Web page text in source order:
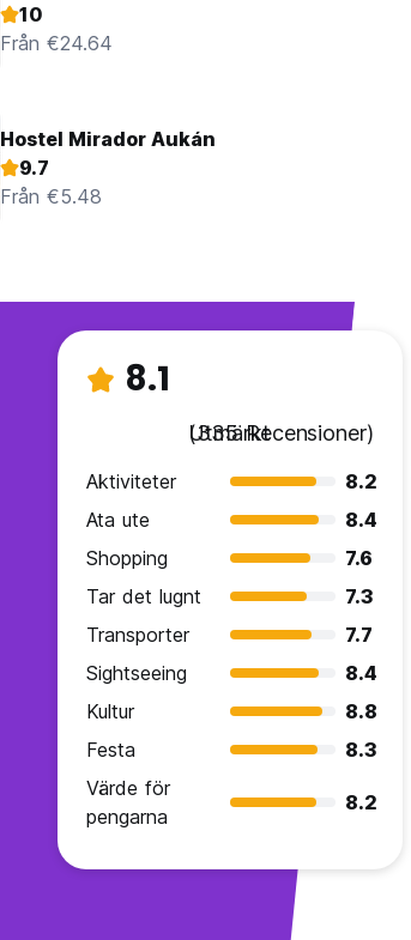
10
Från €24.64
Hostel Mirador Aukán
9.7
Från €5.48
8.1
Utmärkt
(335 Recensioner)
Aktiviteter
8.2
Ata ute
8.4
Shopping
7.6
Tar det lugnt
7.3
Transporter
7.7
Sightseeing
8.4
Kultur
8.8
Festa
8.3
Värde för
pengarna
8.2